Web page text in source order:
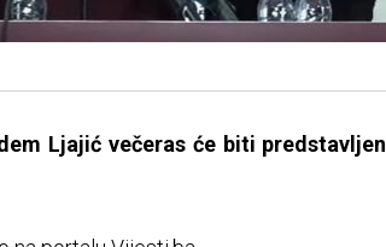
Ljajić večeras će biti predstavljen